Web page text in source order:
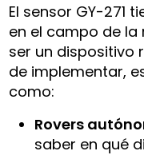
El sensor GY-271
en el campo de la
ser un dispositivo
de implementar,
como:
Rovers
saber en qué